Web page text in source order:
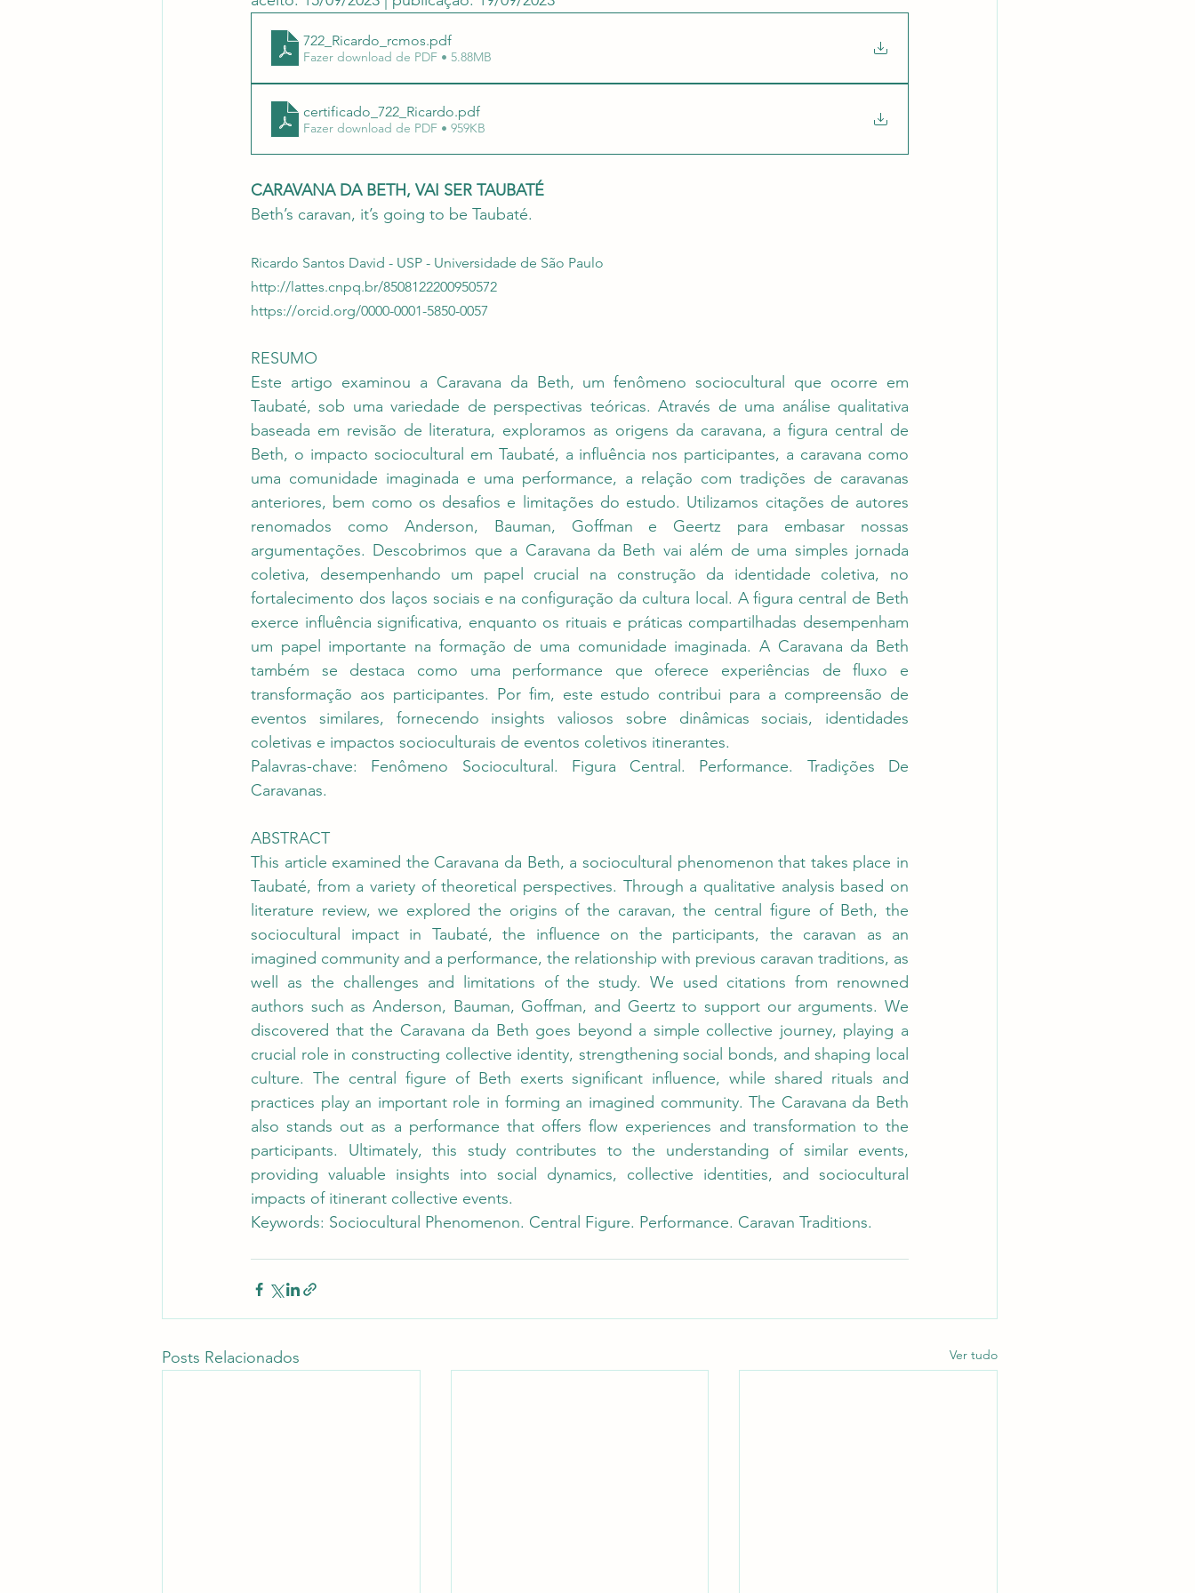
Revistas Científicas Pontuação em Editais
722_Ricardo_rcmos.pdf
Fazer download de PDF • 5.88MB
certificado_722_Ricardo.pdf
Fazer download de PDF • 959KB
CARAVANA DA BETH, VAI SER TAUBATÉ
Beth’s caravan, it’s going to be Taubaté.
Ricardo Santos David - USP - Universidade de São Paulo
http://lattes.cnpq.br/8508122200950572
https://orcid.org/0000-0001-5850-0057
RESUMO
Este artigo examinou a Caravana da Beth, um fenômeno sociocultural que ocorre em
Taubaté, sob uma variedade de perspectivas teóricas. Através de uma análise qualitativa
baseada em revisão de literatura, exploramos as origens da caravana, a figura central de
Beth, o impacto sociocultural em Taubaté, a influência nos participantes, a caravana como
uma comunidade imaginada e uma performance, a relação com tradições de caravanas
anteriores, bem como os desafios e limitações do estudo. Utilizamos citações de autores
renomados como Anderson, Bauman, Goffman e Geertz para embasar nossas
argumentações. Descobrimos que a Caravana da Beth vai além de uma simples jornada
coletiva, desempenhando um papel crucial na construção da identidade coletiva, no
fortalecimento dos laços sociais e na configuração da cultura local. A figura central de Beth
exerce influência significativa, enquanto os rituais e práticas compartilhadas desempenham
um papel importante na formação de uma comunidade imaginada. A Caravana da Beth
também se destaca como uma performance que oferece experiências de fluxo e
transformação aos participantes. Por fim, este estudo contribui para a compreensão de
eventos similares, fornecendo insights valiosos sobre dinâmicas sociais, identidades
coletivas e impactos socioculturais de eventos coletivos itinerantes.
Palavras-chave: Fenômeno Sociocultural. Figura Central. Performance. Tradições De
Caravanas.
ABSTRACT
This article examined the Caravana da Beth, a sociocultural phenomenon that takes place in
Taubaté, from a variety of theoretical perspectives. Through a qualitative analysis based on
literature review, we explored the origins of the caravan, the central figure of Beth, the
sociocultural impact in Taubaté, the influence on the participants, the caravan as an
imagined community and a performance, the relationship with previous caravan traditions, as
well as the challenges and limitations of the study. We used citations from renowned
authors such as Anderson, Bauman, Goffman, and Geertz to support our arguments. We
discovered that the Caravana da Beth goes beyond a simple collective journey, playing a
crucial role in constructing collective identity, strengthening social bonds, and shaping local
culture. The central figure of Beth exerts significant influence, while shared rituals and
practices play an important role in forming an imagined community. The Caravana da Beth
also stands out as a performance that offers flow experiences and transformation to the
participants. Ultimately, this study contributes to the understanding of similar events,
providing valuable insights into social dynamics, collective identities, and sociocultural
impacts of itinerant collective events.
Keywords: Sociocultural Phenomenon. Central Figure. Performance. Caravan Traditions.
Posts Relacionados Ver tudo